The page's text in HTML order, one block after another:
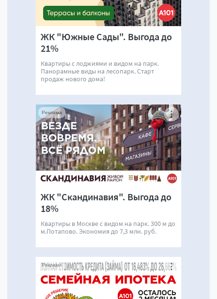
ЖК "Южные Сады". Выгода до
21%
Квартиры с лоджиями и видом на парк.
Панорамные виды на лесопарк. Старт
продаж нового дома!
ЖК "Скандинавия". Выгода до
18%
Квартиры в Москве с видом на парк. 300 м до
м.Потапово. Экономия до 7,3 млн. руб.
Реклама
Реклама